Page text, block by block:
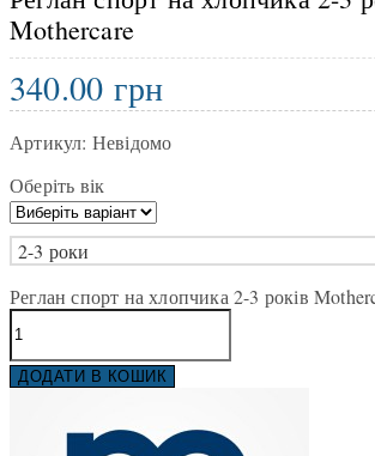
Mothercare
340.00грн
Артикул: Невідомо
Оберіть вік
2-3 роки
Реглан спорт на хлопчика 2-3 років
ДОДАТИ В КОШИК